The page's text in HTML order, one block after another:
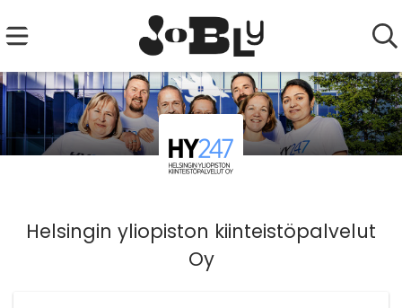
Helsingin yliopiston kiinteistöpalvelut
Oy